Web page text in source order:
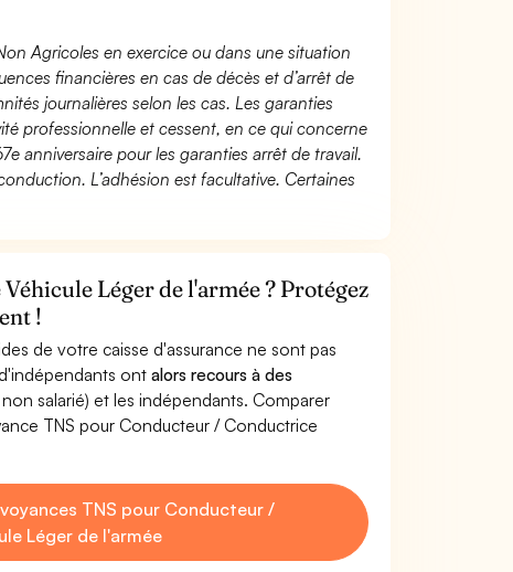
Agricoles en exercice ou dans une situation
financières en cas de décès et d’arrêt de
journalières selon les cas. Les garanties
professionnelle et cessent, en ce qui concerne
anniversaire pour les garanties arrêt de travail.
L’adhésion est facultative. Certaines
Léger de l'armée ? Protégez
!
de votre caisse d'assurance ne sont pas
ontalors recours à des
salarié) et les indépendants. Comparer
TNS pour Conducteur / Conductrice
TNS pour Conducteur /
Léger de l'armée